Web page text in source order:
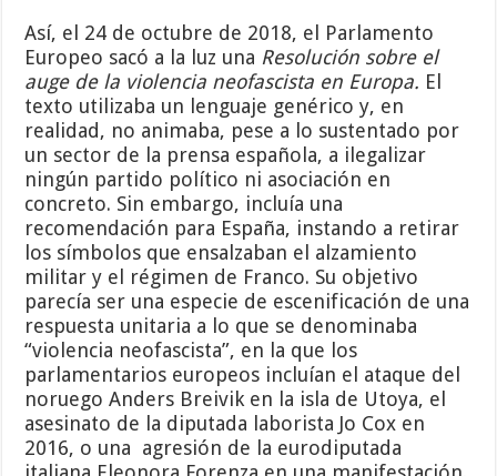
Así, el 24 de octubre de 2018, el Parlamento
Europeo sacó a la luz una Resolución sobre el
auge de la violencia neofascista en Europa. El
texto utilizaba un lenguaje genérico y, en
realidad, no animaba, pese a lo sustentado por
un sector de la prensa española, a ilegalizar
ningún partido político ni asociación en
concreto. Sin embargo, incluía una
recomendación para España, instando a retirar
los símbolos que ensalzaban el alzamiento
militar y el régimen de Franco. Su objetivo
parecía ser una especie de escenificación de una
respuesta unitaria a lo que se denominaba
“violencia neofascista”, en la que los
parlamentarios europeos incluían el ataque del
noruego Anders Breivik en la isla de Utoya, el
asesinato de la diputada laborista Jo Cox en
2016, o una agresión de la eurodiputada